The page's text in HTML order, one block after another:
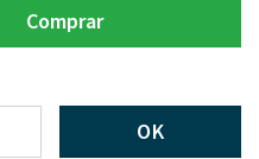
Comprar
OK